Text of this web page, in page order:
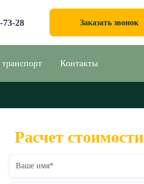
73-28 Заказать звонок
Контакты
Расчет стоимости